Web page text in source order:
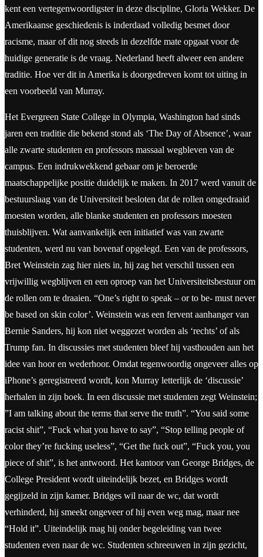
kent een vertegenwoordigster in deze discipline, Gloria Wekker. De
Amerikaanse geschiedenis is inderdaad volledig besmet door
racisme, maar of dit nog steeds in dezelfde mate opgaat voor de
huidige generatie is de vraag. Nederland heeft alweer een andere
traditie. Hoe ver dit in Amerika is doorgedreven komt tot uiting in
een voorbeeld van Murray.
Het Evergreen State College in Olympia, Washington had sinds
jaren een traditie die bekend stond als ‘The Day of Absence’, waar
alle zwarte studenten en professors massaal wegbleven van de
campus. Een indrukwekkend gebaar om je beroerde
maatschappelijke positie duidelijk te maken. In 2017 werd vanuit de
bestuurslaag van de Universiteit besloten dat de rollen omgedraaid
moesten worden, alle blanke studenten en professors moesten
thuisblijven. Wat aanvankelijk een initiatief was van zwarte
studenten, werd nu van bovenaf opgelegd. Een van de professors,
Bret Weinstein zag hier niets in, hij zag het verschil tussen een
vrijwillig wegblijven en een oproep van het Universiteitsbestuur om
de rollen om te draaien. “One’s right to speak – or to be- must never
be based on skin color’. Weinstein was een fervent aanhanger van
Bernie Sanders, hij kon niet weggezet worden als ‘rechts’ of als
Trump fan. In discussies met studenten bleef hij vasthouden aan het
idee van hoor en wederhoor. Omdat tegenwoordig ongeveer alles op
iPhone’s geregistreerd wordt, kon Murray letterlijk de ‘discussie’
herhalen in zijn boek. In een discussie met studenten zegt Weinstein;
”I am talking about the terms that serve the truth”. “You said some
racist shit”, “Fuck what you have to say”, “Stop telling people of
color they’re fucking useless”, “Get the fuck out”, “Fuck you, you
piece of shit”, is het antwoord. Het kantoor van George Bridges, de
College President wordt uiteindelijk bezet, en Bridges wordt
gegijzeld in zijn kamer. Bridges wil naar de wc, dat wordt
verhinderd, hij smeekt ongeveer of hij even weg mag, maar nee
“Hold it”. Uiteindelijk mag hij onder begeleiding van twee
studenten even naar de wc. Studenten schreeuwen in zijn gezicht,